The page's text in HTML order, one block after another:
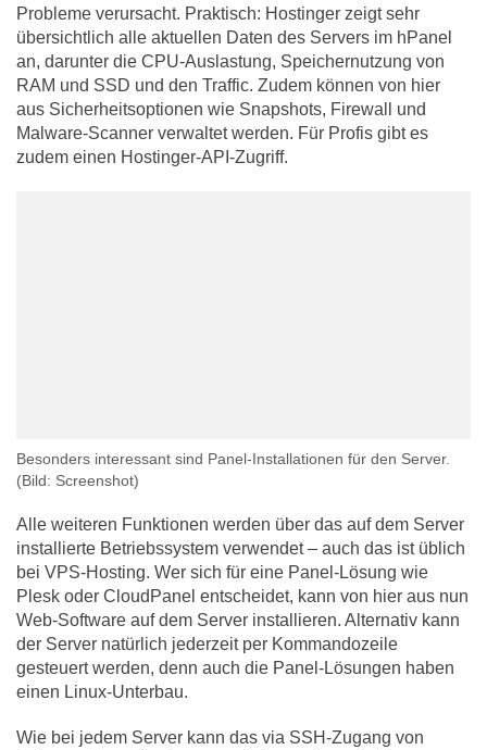
Probleme verursacht. Praktisch: Hostinger zeigt sehr
übersichtlich alle aktuellen Daten des Servers im hPanel
an, darunter die CPU-Auslastung, Speichernutzung von
RAM und SSD und den Traffic. Zudem können von hier
aus Sicherheitsoptionen wie Snapshots, Firewall und
Malware-Scanner verwaltet werden. Für Profis gibt es
zudem einen Hostinger-API-Zugriff.
Besonders interessant sind Panel-Installationen für den Server.
(Bild: Screenshot)
Alle weiteren Funktionen werden über das auf dem Server
installierte Betriebssystem verwendet – auch das ist üblich
bei VPS-Hosting. Wer sich für eine Panel-Lösung wie
Plesk oder CloudPanel entscheidet, kann von hier aus nun
Web-Software auf dem Server installieren. Alternativ kann
der Server natürlich jederzeit per Kommandozeile
gesteuert werden, denn auch die Panel-Lösungen haben
einen Linux-Unterbau.
Wie bei jedem Server kann das via SSH-Zugang von